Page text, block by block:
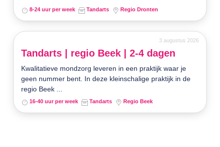
8-24 uur per week Tandarts Regio Dronten
3 augustus 2026
Tandarts | regio Beek | 2-4 dagen
Kwalitatieve mondzorg leveren in een praktijk waar je
geen nummer bent. In deze kleinschalige praktijk in de
regio Beek ...
16-40 uur per week Tandarts Regio Beek